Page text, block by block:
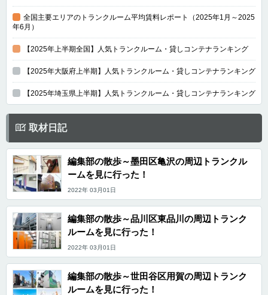
全国主要エリアのトランクルーム平均賃料レポート（2025年1月～2025
年6月）
【2025年上半期全国】人気トランクルーム・貸しコンテナランキング
【2025年大阪府上半期】人気トランクルーム・貸しコンテナランキング
【2025年埼玉県上半期】人気トランクルーム・貸しコンテナランキング
取材日記
編集部の散歩～墨田区亀沢の周辺トランクル
ームを見に行った！
2022年 03月01日
編集部の散歩～品川区東品川の周辺トランク
ルームを見に行った！
2022年 03月01日
編集部の散歩～世田谷区用賀の周辺トランク
ルームを見に行った！